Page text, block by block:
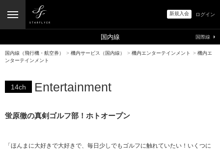
新規入会 ログイン
国内線（飛行機・航空券） > 機内サービス（国内線） > 機内エンターテインメント > 機内エ
ンターテインメント
14ch Entertainment
蛍原徹の真剣ゴルフ部！ホトオープン
「ほんまに大好きで大好きで、毎日少しでもゴルフに触れていたい！いくつに
国内線 国際線